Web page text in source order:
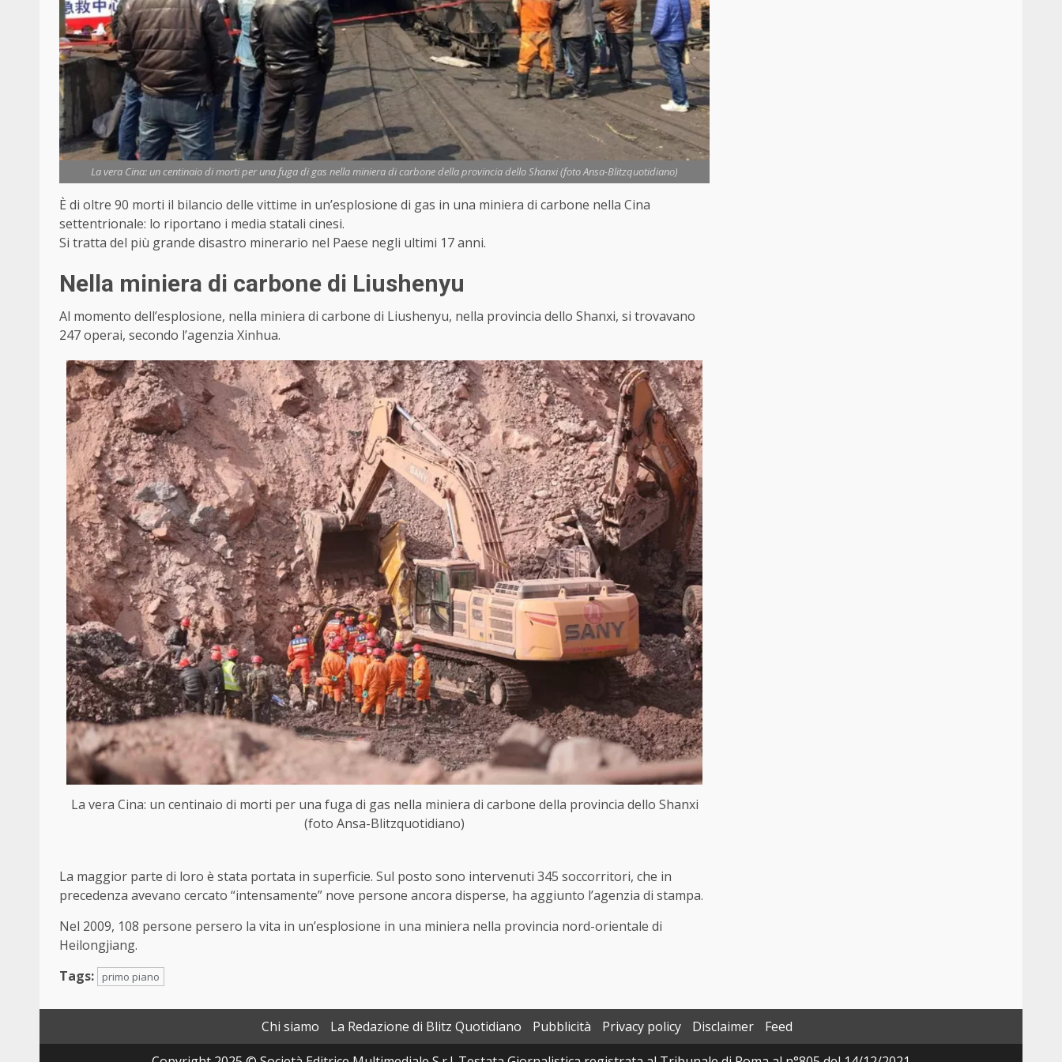
La vera Cina: un centinaio di morti per una fuga di gas nella miniera di carbone della provincia dello Shanxi (foto Ansa-Blitzquotidiano)
È di oltre 90 morti il bilancio delle vittime in un’esplosione di gas in una miniera di carbone nella Cina
settentrionale: lo riportano i media statali cinesi.
Si tratta del più grande disastro minerario nel Paese negli ultimi 17 anni.
Nella miniera di carbone di Liushenyu
Al momento dell’esplosione, nella miniera di carbone di Liushenyu, nella provincia dello Shanxi, si trovavano
247 operai, secondo l’agenzia Xinhua.
La vera Cina: un centinaio di morti per una fuga di gas nella miniera di carbone della provincia dello Shanxi
(foto Ansa-Blitzquotidiano)
La maggior parte di loro è stata portata in superficie. Sul posto sono intervenuti 345 soccorritori, che in
precedenza avevano cercato “intensamente” nove persone ancora disperse, ha aggiunto l’agenzia di stampa.
Nel 2009, 108 persone persero la vita in un’esplosione in una miniera nella provincia nord-orientale di
Heilongjiang.
Tags:
primo piano
Chi siamo La Redazione di Blitz Quotidiano Pubblicità Privacy policy Disclaimer
Feed